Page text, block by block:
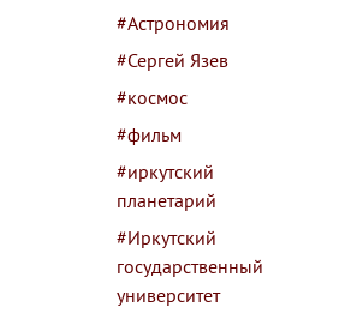
#Астрономия
#Сергей Язев
#космос
#фильм
#иркутский
планетарий
#Иркутский
государственный
университет